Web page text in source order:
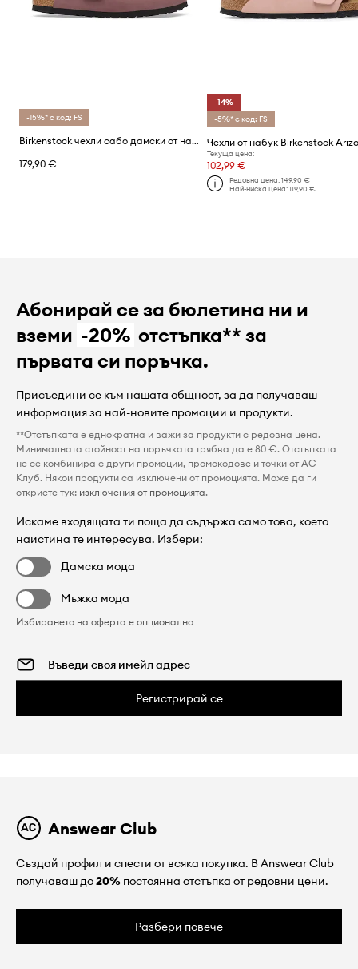
-15%* с код: FS
Birkenstock чехли сабо дамски от набук Boston Big Buckle Nubuck Leather
179,90 €
-14%
-5%* с код: FS
Текуща цена:
102,99 €
Редовна цена: 149,90 €
Най-ниска цена: 119,90 €
Абонирай се за бюлетина ни и
вземи -20% отстъпка** за
първата си поръчка.
Присъедини се към нашата общност, за да получаваш
информация за най-новите промоции и продукти.
**Отстъпката е еднократна и важи за продукти с редовна цена.
Минималната стойност на поръчката трябва да е 80 €. Отстъпката
не се комбинира с други промоции, промокодове и точки от AC
Клуб. Някои продукти са изключени от промоцията. Може да ги
откриете тук: изключения от промоцията.
Искаме входящата ти поща да съдържа само това, което
наистина те интересува. Избери:
Дамска мода
Мъжка мода
Избирането на оферта е опционално
Регистрирай се
Answear Club
Създай профил и спести от всяка покупка. В Answear Club
получаваш до20% постоянна отстъпка от редовни цени.
Разбери повече